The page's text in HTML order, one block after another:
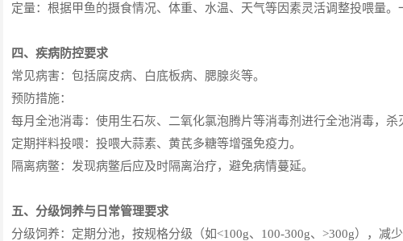
定量：根据甲鱼的摄食情况、体重、水温、天气等因素灵活调整投喂量。
四、疾病防控要求
常见病害：包括腐皮病、白底板病、腮腺炎等。
预防措施：
每月全池消毒：使用生石灰、二氧化氯泡腾片等消毒剂进行全池消毒，杀
定期拌料投喂：投喂大蒜素、黄芪多糖等增强免疫力。
隔离病鳖：发现病鳖后应及时隔离治疗，避免病情蔓延。
五、分级饲养与日常管理要求
分级饲养：定期分池，按规格分级（如<100g、100-300g、>300g），减